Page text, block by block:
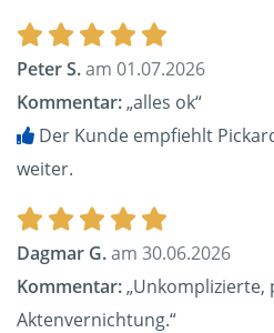
Peter S.am 01.07.2026
Kommentar:„alles ok“
Der Kunde empfiehlt
weiter.
Dagmar G.am 30.06.2026
Kommentar:„Unkomplizierte,
Aktenvernichtung.“